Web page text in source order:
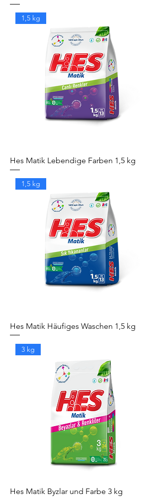
1,5 kg
Hes Matik Lebendige Farben 1,5 kg
1,5 kg
Hes Matik Häufiges Waschen 1,5 kg
3 kg
Hes Matik Byzlar und Farbe 3 kg